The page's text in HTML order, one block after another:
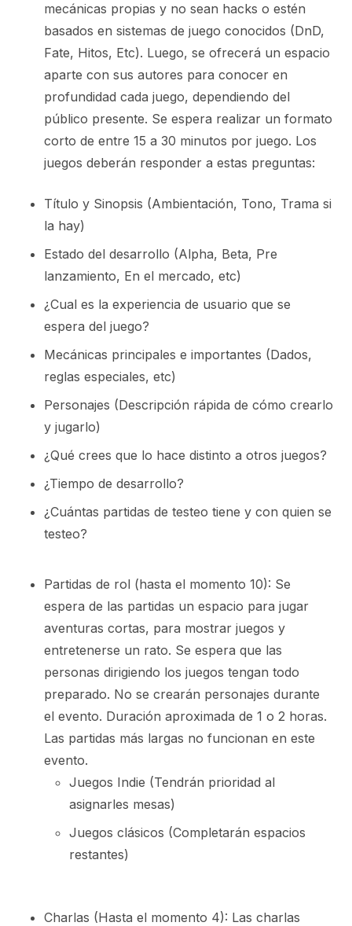
mecánicas propias y no sean hacks o estén
basados en sistemas de juego conocidos (DnD,
Fate, Hitos, Etc). Luego, se ofrecerá un espacio
aparte con sus autores para conocer en
profundidad cada juego, dependiendo del
público presente. Se espera realizar un formato
corto de entre 15 a 30 minutos por juego. Los
juegos deberán responder a estas preguntas:
Título y Sinopsis (Ambientación, Tono, Trama si
la hay)
Estado del desarrollo (Alpha, Beta, Pre
lanzamiento, En el mercado, etc)
¿Cual es la experiencia de usuario que se
espera del juego?
Mecánicas principales e importantes (Dados,
reglas especiales, etc)
Personajes (Descripción rápida de cómo crearlo
y jugarlo)
¿Qué crees que lo hace distinto a otros juegos?
¿Tiempo de desarrollo?
¿Cuántas partidas de testeo tiene y con quien se
testeo?
Partidas de rol (hasta el momento 10): Se
espera de las partidas un espacio para jugar
aventuras cortas, para mostrar juegos y
entretenerse un rato. Se espera que las
personas dirigiendo los juegos tengan todo
preparado. No se crearán personajes durante
el evento. Duración aproximada de 1 o 2 horas.
Las partidas más largas no funcionan en este
evento.
Juegos Indie (Tendrán prioridad al
asignarles mesas)
Juegos clásicos (Completarán espacios
restantes)
Charlas (Hasta el momento 4): Las charlas